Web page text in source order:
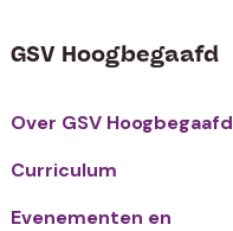
GSV Hoogbegaafd
Over GSV Hoogbegaafd
Curriculum
Evenementen en